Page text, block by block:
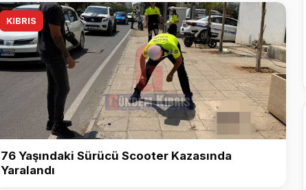
KIBRIS
76 Yaşındaki Sürücü Scooter Kazasında
Yaralandı